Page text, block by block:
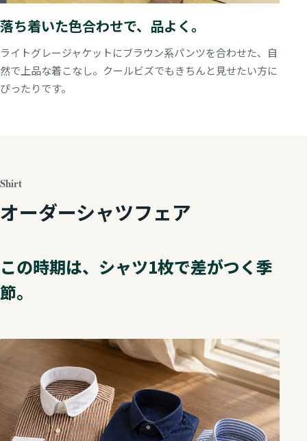
落ち着いた色合わせで、品よく。
ライトグレージャケットにブラウン系パンツを合わせた、自
然で上品な着こなし。クールビズでもきちんと見せたい方に
ぴったりです。
Shirt
オーダーシャツフェア
この時期は、シャツ1枚で差がつく季
節。